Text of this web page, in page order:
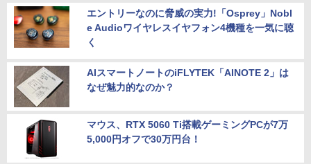
エントリーなのに脅威の実力!「Osprey」Nobl
e Audioワイヤレスイヤフォン4機種を一気に聴
く
AIスマートノートのiFLYTEK「AINOTE 2」は
なぜ魅力的なのか？
マウス、RTX 5060 Ti搭載ゲーミングPCが7万
5,000円オフで30万円台！